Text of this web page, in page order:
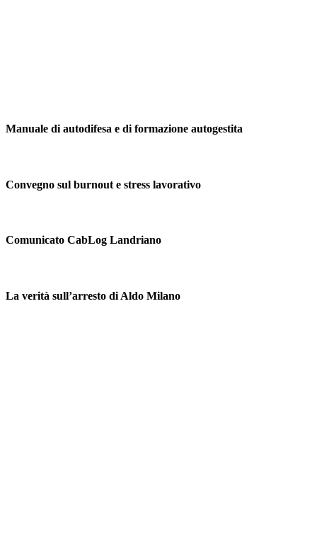
Manuale di autodifesa e di formazione autogestita
Convegno sul burnout e stress lavorativo
Comunicato CabLog Landriano
La verità sull’arresto di Aldo Milano